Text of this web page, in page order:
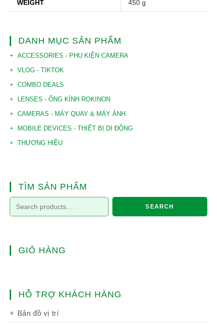
WEIGHT 450 g
DANH MỤC SẢN PHẨM
ACCESSORIES - PHỤ KIỆN CAMERA
VLOG - TIKTOK
COMBO DEALS
LENSES - ỐNG KÍNH ROKINON
CAMERAS - MÁY QUAY & MÁY ẢNH
MOBILE DEVICES - THIẾT BỊ DI ĐỘNG
THƯƠNG HIỆU
TÌM SẢN PHẨM
SEARCH
GIỎ HÀNG
HỖ TRỢ KHÁCH HÀNG
Bản đồ vị trí